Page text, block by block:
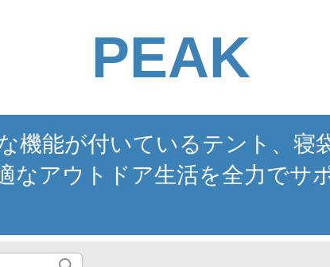
PEAK
機能が付いているテント、
なアウトドア生活を全力でサ